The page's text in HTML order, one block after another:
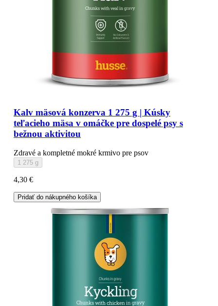
Kalv mäsová konzerva 1 275 g | Kúsky
teľacieho mäsa v omáčke pre dospelé psy s
bežnou aktivitou
Zdravé a kompletné mokré krmivo pre psov
1 275 g
4,30 €
Pridať do nákupného košíka